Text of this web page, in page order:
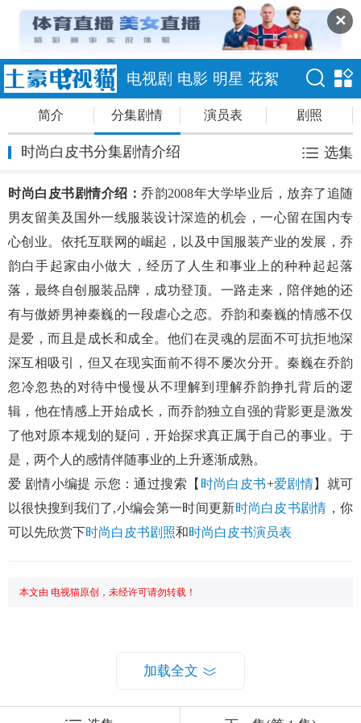
✕
电视剧 电影 明星 花絮
简介 分集剧情 演员表 剧照
时尚白皮书分集剧情介绍 选集
时尚白皮书剧情介绍： 乔韵2008年大学毕业后，放弃了追随
男友留美及国外一线服装设计深造的机会，一心留在国内专
心创业。依托互联网的崛起，以及中国服装产业的发展，乔
韵白手起家由小做大，经历了人生和事业上的种种起起落
落，最终自创服装品牌，成功登顶。一路走来，陪伴她的还
有与傲娇男神秦巍的一段虐心之恋。乔韵和秦巍的情感不仅
是爱，而且是成长和成全。他们在灵魂的层面不可抗拒地深
深互相吸引，但又在现实面前不得不屡次分开。秦巍在乔韵
忽冷忽热的对待中慢慢从不理解到理解乔韵挣扎背后的逻
辑，他在情感上开始成长，而乔韵独立自强的背影更是激发
了他对原本规划的疑问，开始探求真正属于自己的事业。于
是，两个人的感情伴随事业的上升逐渐成熟。
爱 剧情小编提 示您：通过搜索【 时尚白皮书+爱剧情】就可
以很快搜到我们了,小编会第一时间更新时尚白皮书剧情 ，你
可以先欣赏下时尚白皮书剧照和时尚白皮书演员表
本文由 电视猫原创，未经许可请勿转载！
加载全文